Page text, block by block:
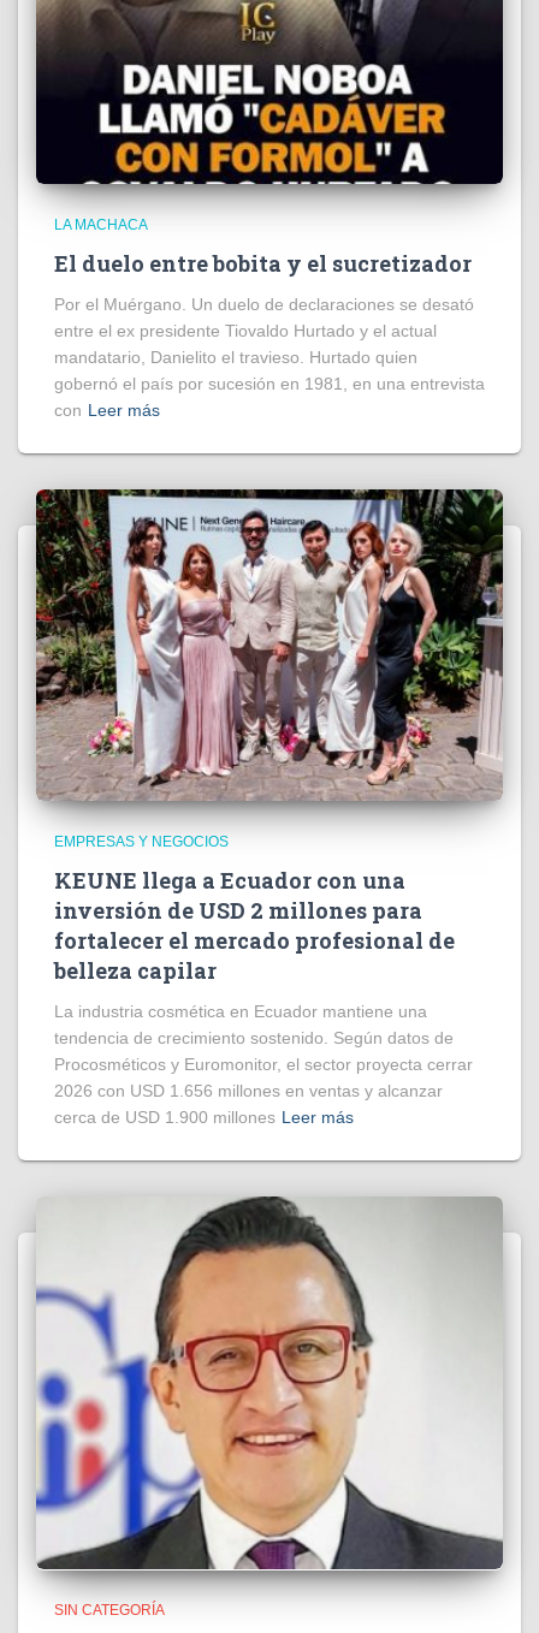
LA MACHACA
El duelo entre bobita y el sucretizador
Por el Muérgano. Un duelo de declaraciones se desató
entre el ex presidente Tiovaldo Hurtado y el actual
mandatario, Danielito el travieso. Hurtado quien
gobernó el país por sucesión en 1981, en una entrevista
con Leer más
EMPRESAS Y NEGOCIOS
KEUNE llega a Ecuador con una
inversión de USD 2 millones para
fortalecer el mercado profesional de
belleza capilar
La industria cosmética en Ecuador mantiene una
tendencia de crecimiento sostenido. Según datos de
Procosméticos y Euromonitor, el sector proyecta cerrar
2026 con USD 1.656 millones en ventas y alcanzar
cerca de USD 1.900 millones Leer más
SIN CATEGORÍA